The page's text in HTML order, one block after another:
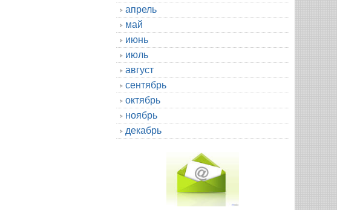
апрель
май
июнь
июль
август
сентябрь
октябрь
ноябрь
декабрь